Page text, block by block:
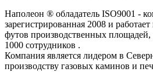
Наполеон ® обладатель ISO9001 -
зарегистрированная 2008 и
футов производственных площадей,
1000 сотрудников .
Компания является лидером в
производству газовых каминов и